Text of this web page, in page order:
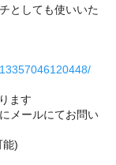
としても使いいた
ます
メールにてお問い
能)